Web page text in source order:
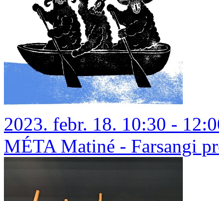
2023. febr. 18. 10:30 -
MÉTA Matiné - Farsangi